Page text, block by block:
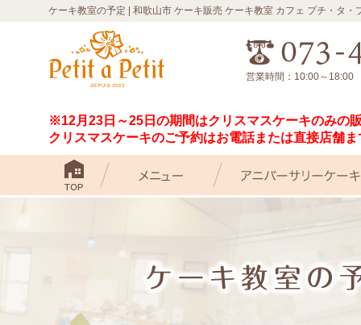
ケーキ教室の予定 | 和歌山市 ケーキ販売 ケーキ教室 カフェ プチ・タ・
営業時間：10:00～18:00
※12月23日～25日の期間はクリスマスケーキのみの
クリスマスケーキのご予約はお電話または直接店舗